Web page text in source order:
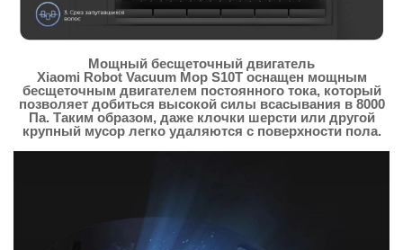
Мощный бесщеточный двигатель
Xiaomi Robot Vacuum Mop S10T оснащен мощным
бесщеточным двигателем постоянного тока, который
позволяет добиться высокой силы всасывания в 8000
Па. Таким образом, даже клочки шерсти или другой
крупный мусор легко удаляются с поверхности пола.